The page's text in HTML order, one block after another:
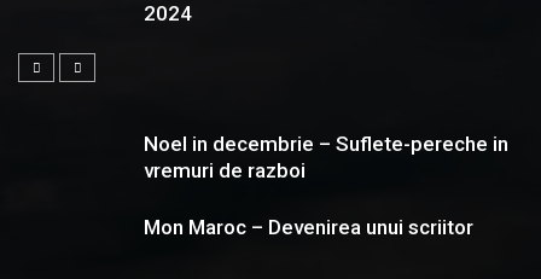
2024
Noel in decembrie – Suflete-pereche in
vremuri de razboi
Mon Maroc – Devenirea unui scriitor